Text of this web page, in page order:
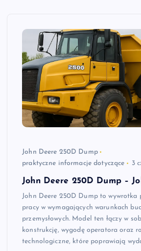
John Deere 250D Dump
praktyczne informacje dotyczące
3
John Deere 250D Dump –
John Deere 250D Dump to wywrotka
pracy w wymagających warunkach
przemysłowych. Model ten łączy w
konstrukcję, wygodę operatora oraz
technologiczne, które poprawiają